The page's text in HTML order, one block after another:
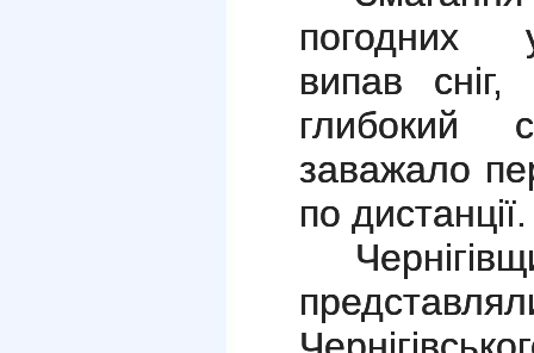
погодних
випав
глибокий
заважало
по дистанції.